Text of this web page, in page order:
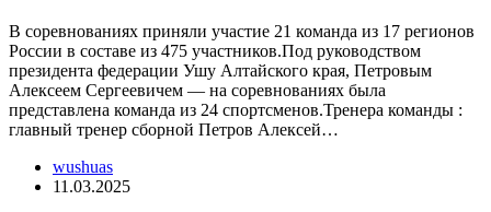
В соревнованиях приняли участие 21 команда из 17 регионов
России в составе из 475 участников.Под руководством
президента федерации Ушу Алтайского края, Петровым
Алексеем Сергеевичем — на соревнованиях была
представлена команда из 24 спортсменов.Тренера команды :
главный тренер сборной Петров Алексей…
wushuas
11.03.2025